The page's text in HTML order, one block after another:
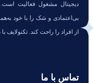
دیجیتال مشغول فعالیت است.
بی‌اعتمادی و شک را با خود
از افراد را راحت کند. تکنولایف
تماس با ما